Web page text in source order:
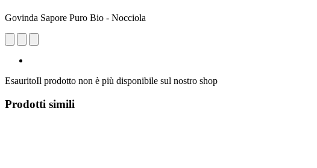
Govinda Sapore Puro Bio - Nocciola
EsauritoIl prodotto non è più disponibile sul nostro shop
Prodotti simili